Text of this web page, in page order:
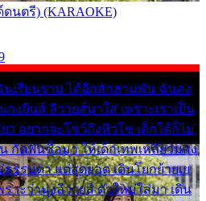
นตรี) (KARAOKE)
เรียนราม ได้อีกสักสามพัน ฉันคง
กงยีนส์ ลีวายส์มาใส่ เพราะเราเป็น
ว อยากจะโชว์ถึงหิวโซ เด็กใต้ก็ไม่
กัดฟันซื้อมา ให้เด็กเทพเหลียวมอง
ธรรมดา แต่สุดยอด เดินโยกย้ายเย
าะว่านุ่งลีวายส์ ตัวใหม่ใส่มา เดิน